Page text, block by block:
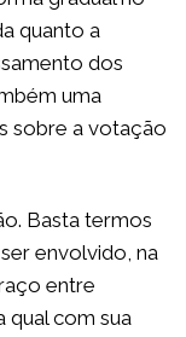
quanto a
dos
uma
sobre a votação
Basta termos
envolvido, na
entre
qual com sua